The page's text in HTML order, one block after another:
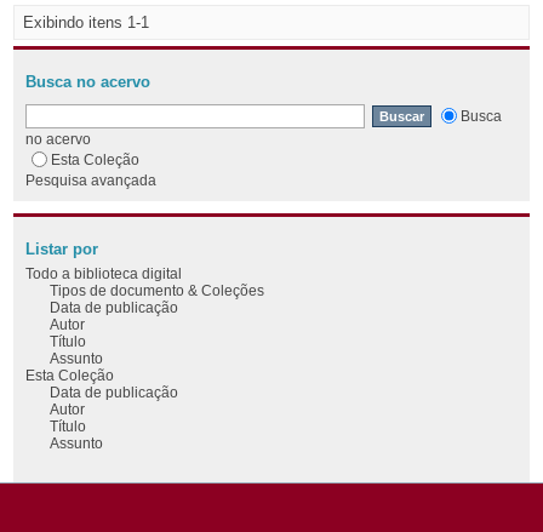
Exibindo itens 1-1
Busca no acervo
Busca
no acervo
Esta Coleção
Pesquisa avançada
Listar por
Todo a biblioteca digital
Tipos de documento & Coleções
Data de publicação
Autor
Título
Assunto
Esta Coleção
Data de publicação
Autor
Título
Assunto